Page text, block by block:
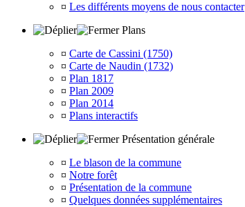
¤ Les différents moyens de nous contacter
Plans
¤ Carte de Cassini (1750)
¤ Carte de Naudin (1732)
¤ Plan 1817
¤ Plan 2009
¤ Plan 2014
¤ Plans interactifs
Présentation générale
¤ Le blason de la commune
¤ Notre forêt
¤ Présentation de la commune
¤ Quelques données supplémentaires